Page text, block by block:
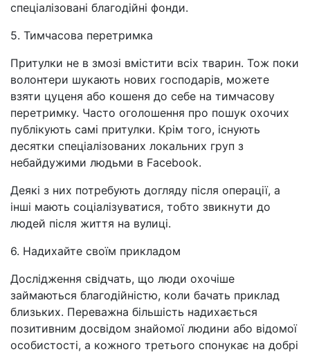
спеціалізовані благодійні фонди.
5. Тимчасова перетримка
Притулки не в змозі вмістити всіх тварин. Тож поки
волонтери шукають нових господарів, можете
взяти цуценя або кошеня до себе на тимчасову
перетримку. Часто оголошення про пошук охочих
публікують самі притулки. Крім того, існують
десятки спеціалізованих локальних груп з
небайдужими людьми в Facebook.
Деякі з них потребують догляду після операції, а
інші мають соціалізуватися, тобто звикнути до
людей після життя на вулиці.
6. Надихайте своїм прикладом
Дослідження свідчать, що люди охочіше
займаються благодійністю, коли бачать приклад
близьких. Переважна більшість надихається
позитивним досвідом знайомої людини або відомої
особистості, а кожного третього спонукає на добрі